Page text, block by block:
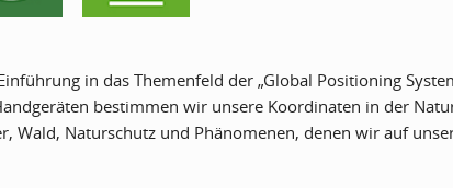
in das Themenfeld der „Global Positioning
bestimmen wir unsere Koordinaten in der
Wald, Naturschutz und Phänomenen, denen wir auf